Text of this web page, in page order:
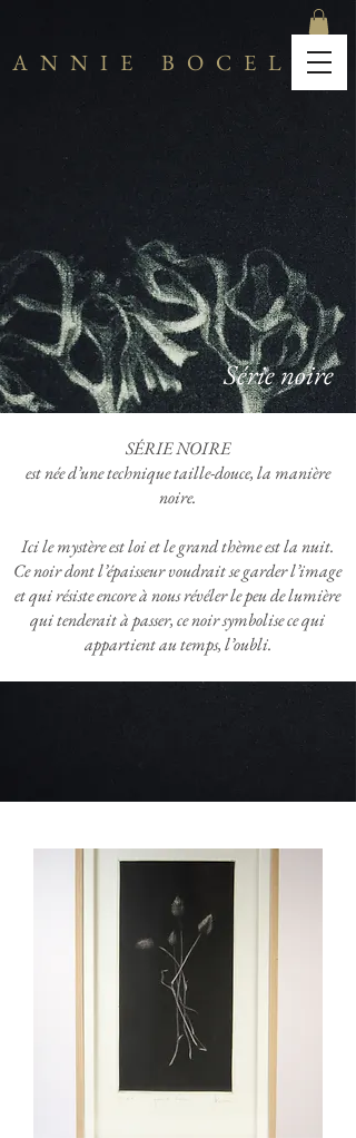
ANNIE BOCEL
Série noire
SÉRIE NOIRE
est née d’une technique taille-douce, la manière
noire.
Ici le mystère est loi et le grand thème est la nuit.
Ce noir dont l’épaisseur voudrait se garder l’image
et qui résiste encore à nous révéler le peu de lumière
qui tenderait à passer, ce noir symbolise ce qui
appartient au temps, l’oubli.